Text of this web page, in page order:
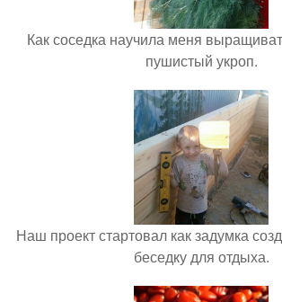
Как соседка научила меня
пушистый укроп.
Наш проект стартовал как задумка
беседку для отдыха.